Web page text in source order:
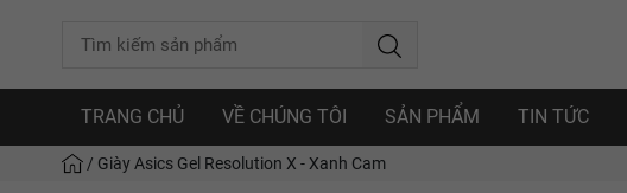
TRANG CHỦ VỀ CHÚNG TÔI SẢN PHẨM TIN TỨC
/ Giày Asics Gel Resolution X - Xanh Cam